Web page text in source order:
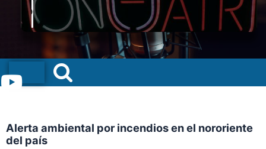
Menu
Alerta ambiental por incendios en el nororiente
del país